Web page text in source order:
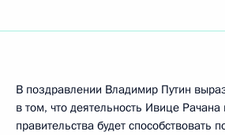
В поздравлении Владимир Путин
в том, что деятельность Ивице Рачана
правительства будет способствовать